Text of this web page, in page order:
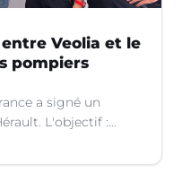
Veolia et le
pompiers
a signé un
L'objectif :
salariés de
de sapeurs-